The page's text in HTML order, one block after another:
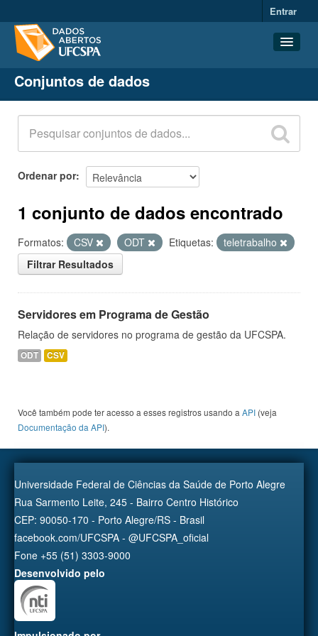
Entrar
Conjuntos de dados
Organizações
Grupos
Sobre
Conjuntos de dados
Ordenar por
1 conjunto de dados encontrado
Formatos: CSV ODT Etiquetas:
teletrabalho
Filtrar Resultados
Servidores em Programa de Gestão
Relação de servidores no programa de gestão da UFCSPA.
ODT CSV
Você também pode ter acesso a esses registros usando a API (veja
Documentação da API).
Universidade Federal de Ciências da Saúde de Porto Alegre
Rua Sarmento Leite, 245 - Bairro Centro Histórico
CEP: 90050-170 - Porto Alegre/RS - Brasil
facebook.com/UFCSPA - @UFCSPA_oficial
Fone +55 (51) 3303-9000
Desenvolvido pelo